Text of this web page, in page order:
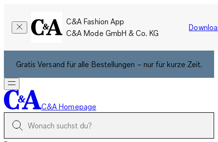
C&A Fashion App
C&A Mode GmbH & Co. KG
Gratis Versand für alle Bestellungen – nur für kurze Zeit.
C&A Homepage